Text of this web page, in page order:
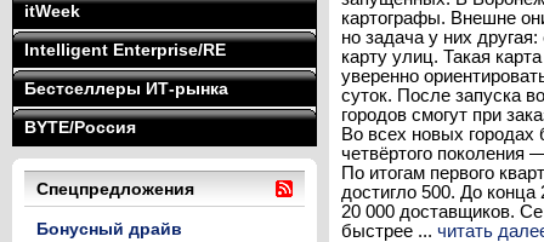
itWeek
Intelligent Enterprise/RE
Бестселлеры ИТ-рынка
BYTE/Россия
Спецпредложения
Бонусный драйв
картографы. Внешне
но задача у них
карту улиц. Такая
уверенно
суток. После запуска
городов смогут при
Во всех новых городах
четвёртого поколения
По итогам первого
достигло 500. До
20 000 доставщиков.
быстрее ... читать